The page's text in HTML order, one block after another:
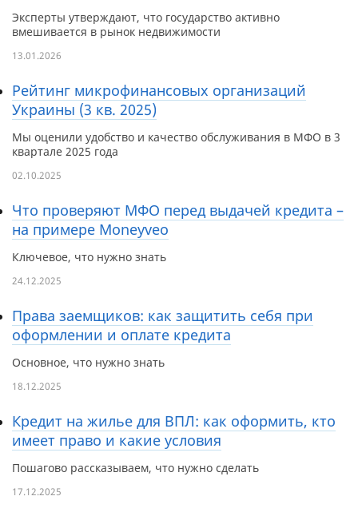
Эксперты утверждают, что государство активно
вмешивается в рынок недвижимости
13.01.2026
Рейтинг микрофинансовых организаций
Украины (3 кв. 2025)
Мы оценили удобство и качество обслуживания в МФО в 3
квартале 2025 года
02.10.2025
Что проверяют МФО перед выдачей кредита –
на примере Moneyveo
Ключевое, что нужно знать
24.12.2025
Права заемщиков: как защитить себя при
оформлении и оплате кредита
Основное, что нужно знать
18.12.2025
Кредит на жилье для ВПЛ: как оформить, кто
имеет право и какие условия
Пошагово рассказываем, что нужно сделать
17.12.2025